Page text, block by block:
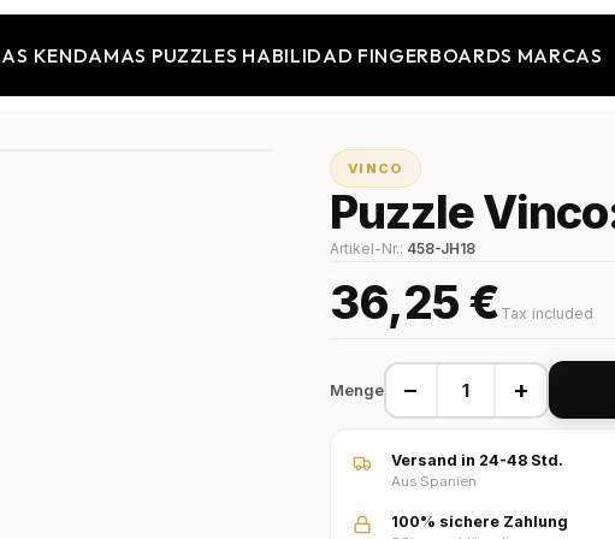
KENDAMAS PUZZLES HABILIDAD FINGERBOARDS MARCAS
VINCO
Puzzle
Artikel-Nr.: 458-JH18
36,25 € Tax included
Menge − +
Versand in 24-48 Std.
Aus Spanien
100% sichere Zahlung